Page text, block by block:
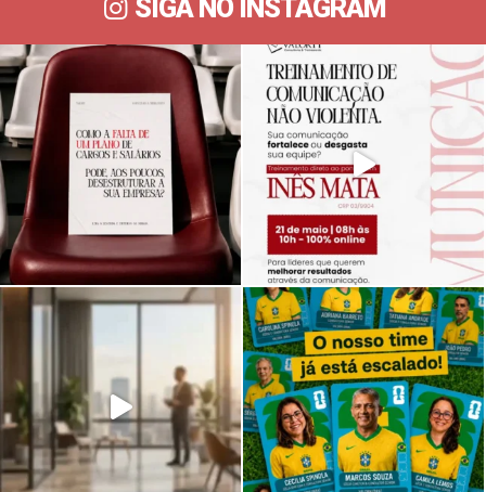
SIGA NO INSTAGRAM